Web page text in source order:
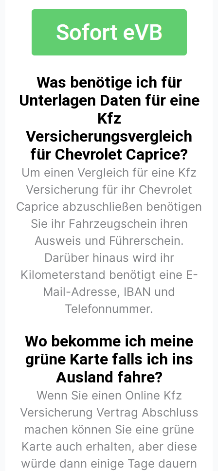
Was benötige ich für
Unterlagen Daten für eine
Kfz
Versicherungsvergleich
für Chevrolet Caprice?
Um einen Vergleich für eine Kfz
Versicherung für ihr Chevrolet
Caprice abzuschließen benötigen
Sie ihr Fahrzeugschein ihren
Ausweis und Führerschein.
Darüber hinaus wird ihr
Kilometerstand benötigt eine E-
Mail-Adresse, IBAN und
Telefonnummer.
Wo bekomme ich meine
grüne Karte falls ich ins
Ausland fahre?
Wenn Sie einen Online Kfz
Versicherung Vertrag Abschluss
machen können Sie eine grüne
Karte auch erhalten, aber diese
würde dann einige Tage dauern